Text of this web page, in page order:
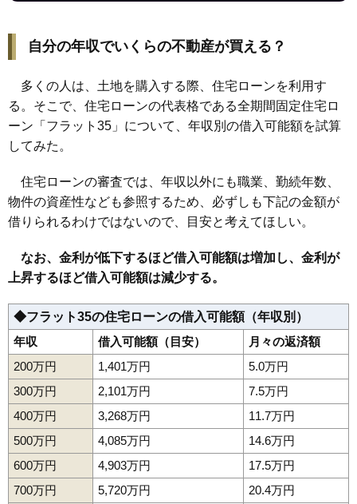
自分の年収でいくらの不動産が買える？
多くの人は、土地を購入する際、住宅ローンを利用す
る。そこで、住宅ローンの代表格である全期間固定住宅ロ
ーン「フラット35」について、年収別の借入可能額を試算
してみた。
住宅ローンの審査では、年収以外にも職業、勤続年数、
物件の資産性なども参照するため、必ずしも下記の金額が
借りられるわけではないので、目安と考えてほしい。
なお、金利が低下するほど借入可能額は増加し、金利が
上昇するほど借入可能額は減少する。
◆フラット35の住宅ローンの借入可能額（年収別）
年収
借入可能額（目安）
月々の返済額
200万円
1,401万円
5.0万円
300万円
2,101万円
7.5万円
400万円
3,268万円
11.7万円
500万円
4,085万円
14.6万円
600万円
4,903万円
17.5万円
700万円
5,720万円
20.4万円